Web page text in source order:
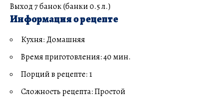
Выход 7 банок (банки 0.5 л.)
Информация о рецепте
Кухня: Домашняя
Время приготовления: 40 мин.
Порций в рецепте: 1
Сложность рецепта: Простой